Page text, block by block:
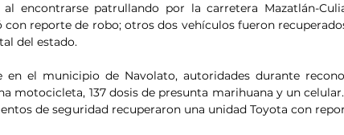
encontrarse patrullando por la carretera Mazatlán-
reporte de robo; otros dos vehículos fueron
del estado.
en el municipio de Navolato, autoridades durante
motocicleta, 137 dosis de presunta marihuana y un
de seguridad recuperaron una unidad Toyota con